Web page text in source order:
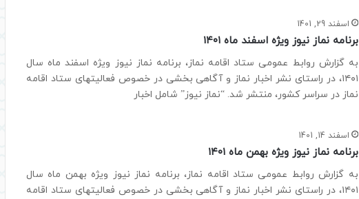
اسفند 29, 1401
برنامه نماز نیوز ویژه اسفند ماه ۱۴۰۱
به گزارش روابط عمومی ستاد اقامه نماز، برنامه نماز نیوز ویژه اسفند ماه سال
۱۴۰۱، در راستای نشر اخبار نماز و آگاهی بخشی در خصوص فعالیتهای ستاد اقامه
نماز در سراسر کشور، منتشر شد. “نماز نیوز” شامل اخبار
اسفند 14, 1401
برنامه نماز نیوز ویژه بهمن ماه ۱۴۰۱
به گزارش روابط عمومی ستاد اقامه نماز، برنامه نماز نیوز ویژه بهمن ماه سال
۱۴۰۱، در راستای نشر اخبار نماز و آگاهی بخشی در خصوص فعالیتهای ستاد اقامه